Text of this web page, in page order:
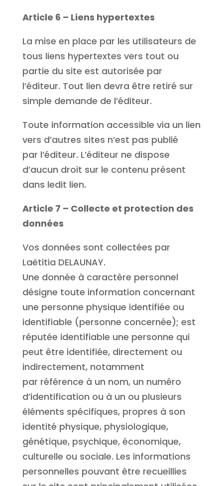
Article 6 – Liens hypertextes
La mise en place par les utilisateurs de
tous liens hypertextes vers tout ou
partie du site est autorisée par
l’éditeur. Tout lien devra être retiré sur
simple demande de l’éditeur.
Toute information accessible via un lien
vers d’autres sites n’est pas publié
par l’éditeur. L’éditeur ne dispose
d’aucun droit sur le contenu présent
dans ledit lien.
Article 7 – Collecte et protection des
données
Vos données sont collectées par
Laëtitia DELAUNAY.
Une donnée à caractère personnel
désigne toute information concernant
une personne physique identifiée ou
identifiable (personne concernée); est
réputée identifiable une personne qui
peut être identifiée, directement ou
indirectement, notamment
par référence à un nom, un numéro
d’identification ou à un ou plusieurs
éléments spécifiques, propres à son
identité physique, physiologique,
génétique, psychique, économique,
culturelle ou sociale. Les informations
personnelles pouvant être recueillies